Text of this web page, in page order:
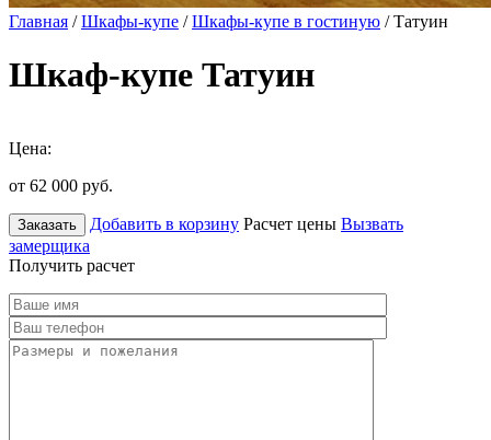
Главная /Шкафы-купе /Шкафы-купе в гостиную / Татуин
Шкаф-купе Татуин
Цена:
от 62 000 руб.
Заказать Добавить в корзину Расчет цены Вызвать
замерщика
Получить расчет